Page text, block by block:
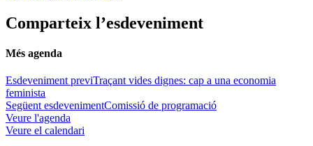
Comparteix l’esdeveniment
Més agenda
Esdeveniment previTraçant vides dignes: cap a una economia
feminista
Següent esdevenimentComissió de programació
Veure l'agenda
Veure el calendari